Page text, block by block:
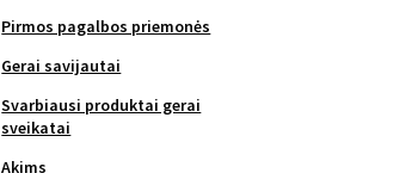
Pirmos pagalbos priemonės
Gerai savijautai
Svarbiausi produktai gerai
sveikatai
Akims